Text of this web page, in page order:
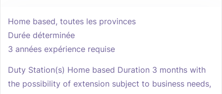
Home based, toutes les provinces
Durée déterminée
3 années expérience requise
Duty Station(s) Home based Duration 3 months with
the possibility of extension subject to business needs,